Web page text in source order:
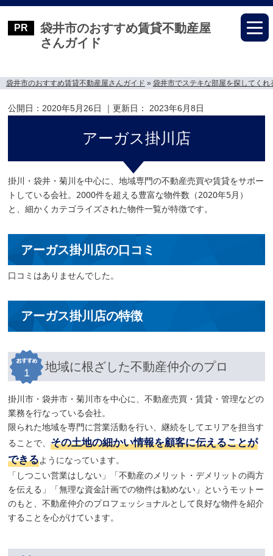
袋井市のおすすめ賃貸不動産屋
さんガイド
袋井市のおすすめ賃貸不動産屋さんガイド » 袋井市でステキな部屋を探してく
公開日： 2020年5月26日 ｜更新日： 2023年6月8日
アーガス掛川店
掛川・袋井・菊川を中心に、地域専門の不動産売買や賃貸をサポー
トしている会社。2000件を超える豊富な物件数（2020年5月）
と、細かくカテゴライズされた物件一覧が特徴です。
アーガス掛川店の口コミ
口コミはありませんでした。
アーガス掛川店の特徴
1 地域に根ざした不動産仲介のプロ
掛川市・袋井市・菊川市を中心に、不動産売買・賃貸・管理などの
業務を行なっている会社。
限られた地域を専門に営業活動を行い、継続をしてエリアを担当す
ることで、その土地の細かい情報を顧客に伝えることが
できるようになっています。
「しつこい営業はしない」「不動産のメリット・デメリットの両方
を伝える」「無理な資金計画での物件は勧めない」というモットー
のもと、不動産仲介のプロフェッショナルとして良好な物件を紹介
することを心がけています。